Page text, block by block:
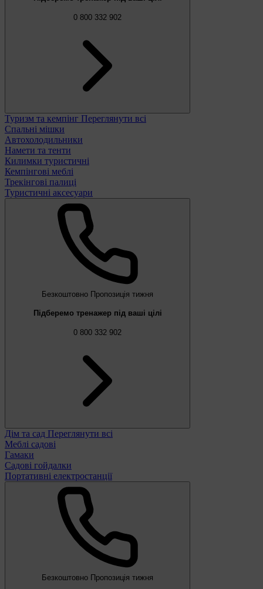
0 800 332 902
Туризм та кемпінг Переглянути всі
Спальні мішки
Автохолодильники
Намети та тенти
Килимки туристичні
Кемпінгові меблі
Трекінгові палиці
Туристичні аксесуари
Безкоштовно Пропозиція тижня
Підберемо тренажер під ваші цілі
0 800 332 902
Дім та сад Переглянути всі
Меблі садові
Гамаки
Садові гойдалки
Портативні електростанції
Безкоштовно Пропозиція тижня